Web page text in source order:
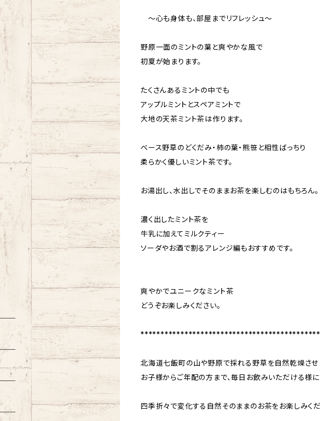
～心も身体も、部屋までリフレッシュ～
野原一面のミントの葉と爽やかな風で
初夏が始まります。
たくさんあるミントの中でも
アップルミントとスペアミントで
大地の天茶ミント茶は作ります。
ベース野草のどくだみ・柿の葉・熊笹と相性ばっちり
柔らかく優しいミント茶です。
お湯出し、水出しでそのままお茶を楽しむのはもちろん。
濃く出したミント茶を
牛乳に加えてミルクティー
ソーダやお酒で割るアレンジ編もおすすめです。
爽やかでユニークなミント茶
どうぞお楽しみください。
北海道七飯町の山や野原で採れる野草を自然乾燥させ
お子様からご年配の方まで、毎日お飲みいただける様に
四季折々で変化する自然そのままのお茶をお楽しみくだ